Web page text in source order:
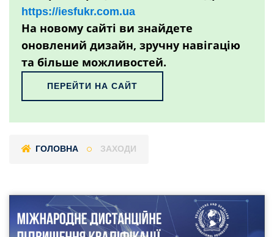
https://iesfukr.com.ua
На новому сайті ви знайдете
оновлений дизайн, зручну навігацію
та більше можливостей.
ПЕРЕЙТИ НА САЙТ
ГОЛОВНА ЗАХОДИ